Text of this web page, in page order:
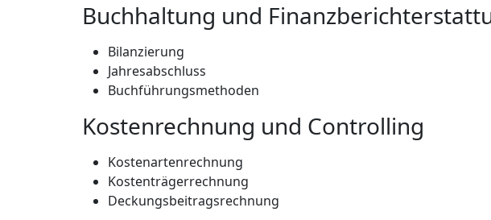
Buchhaltung und
Bilanzierung
Jahresabschluss
Buchführungsmethoden
Kostenrechnung und Controlling
Kostenartenrechnung
Kostenträgerrechnung
Deckungsbeitragsrechnung